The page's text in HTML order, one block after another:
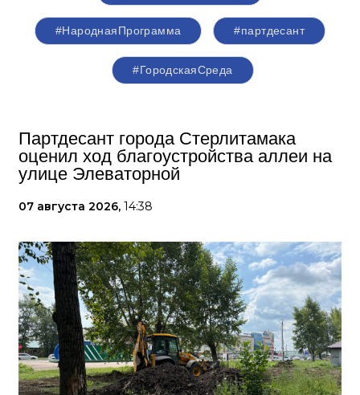
#НароднаяПрограмма #партдесант
#ГородскаяСреда
Партдесант города Стерлитамака
оценил ход благоустройства аллеи на
улице Элеваторной
07 августа 2026, 14:38